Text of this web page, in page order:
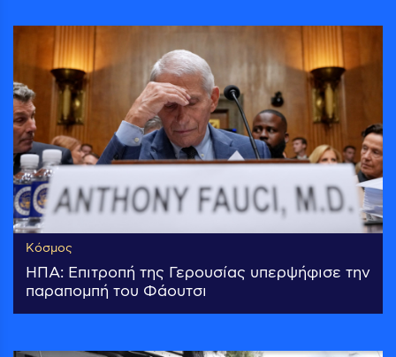
Κόσμος
ΗΠΑ: Επιτροπή της Γερουσίας υπερψήφισε την
παραπομπή του Φάουτσι